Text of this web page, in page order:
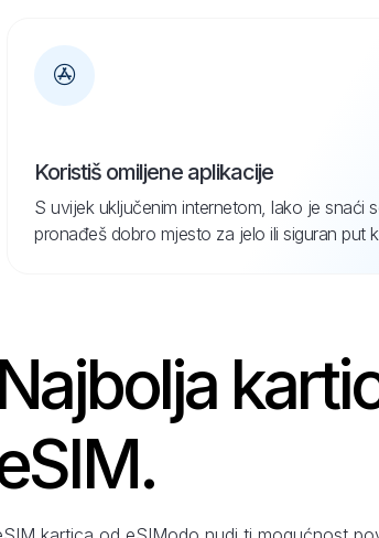
Koristiš omiljene aplikacije
S uvijek uključenim internetom, lako je snaći
pronađeš dobro mjesto za jelo ili siguran put
Najbolja